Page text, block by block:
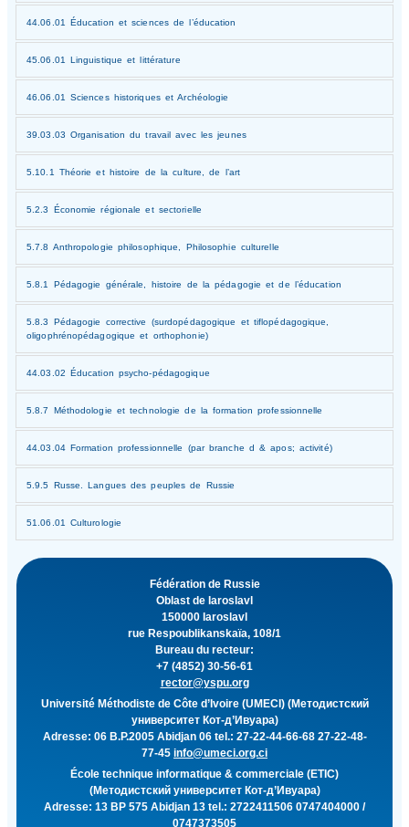
44.06.01 Éducation et sciences de l’éducation
45.06.01 Linguistique et littérature
46.06.01 Sciences historiques et Archéologie
39.03.03 Organisation du travail avec les jeunes
5.10.1 Théorie et histoire de la culture, de l’art
5.2.3 Économie régionale et sectorielle
5.7.8 Anthropologie philosophique, Philosophie culturelle
5.8.1 Pédagogie générale, histoire de la pédagogie et de l’éducation
5.8.3 Pédagogie corrective (surdopédagogique et tiflopédagogique,
oligophrénopédagogique et orthophonie)
44.03.02 Éducation psycho-pédagogique
5.8.7 Méthodologie et technologie de la formation professionnelle
44.03.04 Formation professionnelle (par branche d & apos; activité)
5.9.5 Russe. Langues des peuples de Russie
51.06.01 Culturologie
Fédération de Russie
Oblast de Iaroslavl
150000 Iaroslavl
rue Respoublikanskaïa, 108/1
Bureau du recteur:
+7 (4852) 30-56-61
rector@yspu.org
Université Méthodiste de Côte d’Ivoire (UMECI) (Методистский
университет Кот-д’Ивуара)
Adresse: 06 B.P.2005 Abidjan 06 tel.: 27-22-44-66-68 27-22-48-
77-45 info@umeci.org.ci
École technique informatique & commerciale (ETIC)
(Методистский университет Кот-д’Ивуара)
Adresse: 13 BP 575 Abidjan 13 tel.: 2722411506 0747404000 /
0747373505